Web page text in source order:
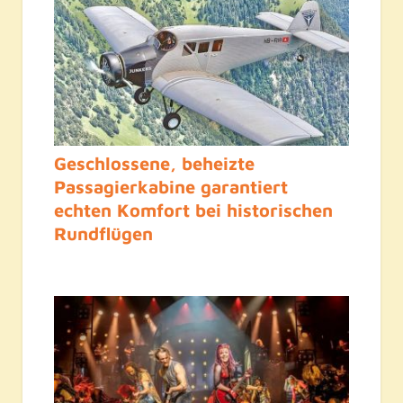
Geschlossene, beheizte
Passagierkabine garantiert
echten Komfort bei historischen
Rundflügen